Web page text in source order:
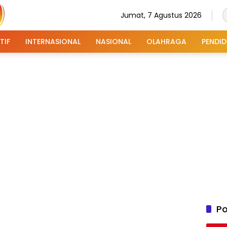
Jumat, 7 Agustus 2026
INTERNASIONAL NASIONAL OLAHRAGA